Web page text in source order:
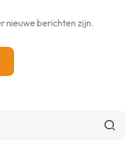
nieuwe berichten zijn.